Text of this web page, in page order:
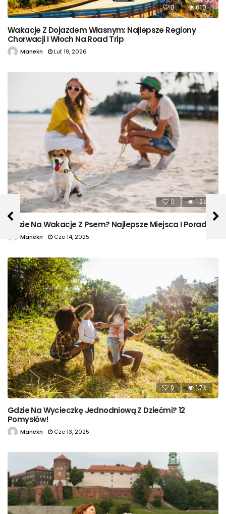
0 610
Wakacje Z Dojazdem Własnym: Najlepsze Regiony
Chorwacji I Włoch Na Road Trip
Manekn Lut 19, 2026
0 1.2k
Gdzie Na Wakacje Z Psem? Najlepsze Miejsca I Porady
Manekn Cze 14, 2025
0 1.7k
Gdzie Na Wycieczkę Jednodniową Z Dziećmi? 12
Pomysłów!
Manekn Cze 13, 2025